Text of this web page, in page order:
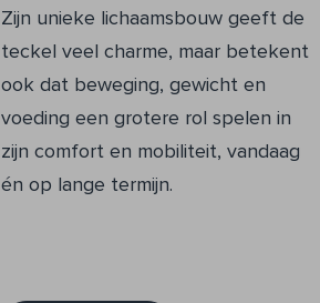
Zijn unieke lichaamsbouw geeft de
teckel veel charme, maar betekent
ook dat beweging, gewicht en
voeding een grotere rol spelen in
zijn comfort en mobiliteit, vandaag
én op lange termijn.